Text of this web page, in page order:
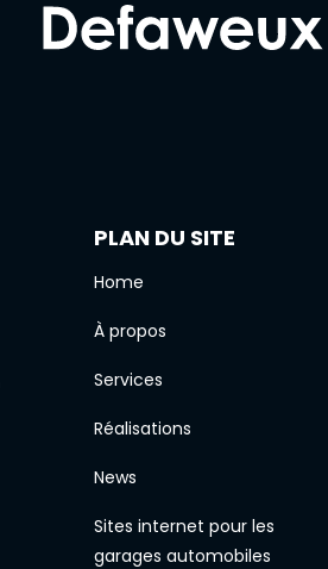
PLAN DU SITE
Home
À propos
Services
Réalisations
News
Sites internet pour les
garages automobiles